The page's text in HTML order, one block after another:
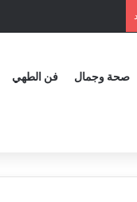
صحة وجمال فن الطهي